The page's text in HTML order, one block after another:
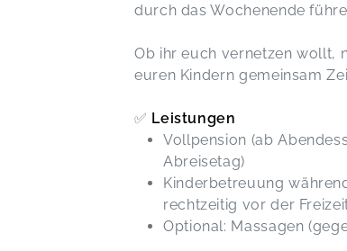
durch das Wochenende
Ob ihr euch vernetzen wollt,
euren Kindern gemeinsam
✅ Leistungen
Vollpension (ab
Abreisetag)
Kinderbetreuung
rechtzeitig vor der
Optional: Massagen